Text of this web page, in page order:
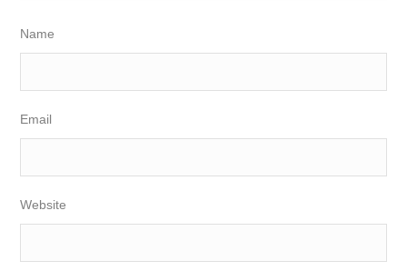
Name
Email
Website